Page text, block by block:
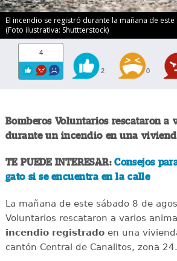
El incendio se registró durante la mañana de
(Foto ilustrativa: Shuttterstock)
4
2 0
Bomberos Voluntarios rescataron a
durante un incendio en una
TE PUEDE INTERESAR:Consejos
gato si se encuentra en la calle
La mañana de este sábado 8 de
Voluntarios rescataron a varios
incendio registradoen una
cantón Central de Canalitos, zona 24.